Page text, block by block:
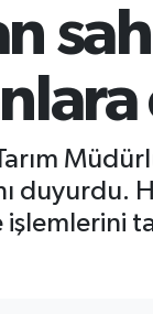
duyurdu.
işlemlerini